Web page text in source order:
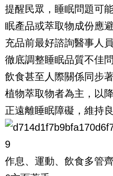
提醒民眾，睡眠問題可
眠產品或萃取物成份應
充品前最好諮詢醫事人
徹底調整睡眠品質不佳
飲食甚至人際關係同步
植物萃取物者為主，以
正遠離睡眠障礙，維持
作息、運動、飲食多管